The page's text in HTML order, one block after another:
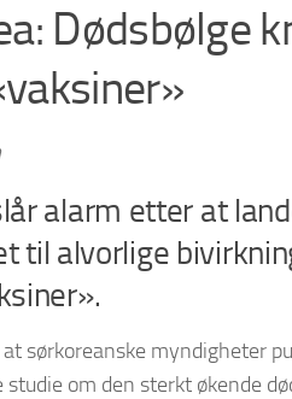
Dødsbølge
alarm etter at
til alvorlige
sørkoreanske myndigheter
studie om den sterkt økende